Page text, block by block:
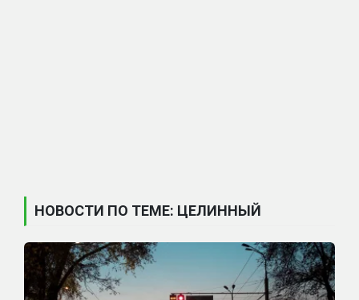
НОВОСТИ ПО ТЕМЕ: ЦЕЛИННЫЙ